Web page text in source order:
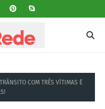
COM TRÊS VÍTIMAS É